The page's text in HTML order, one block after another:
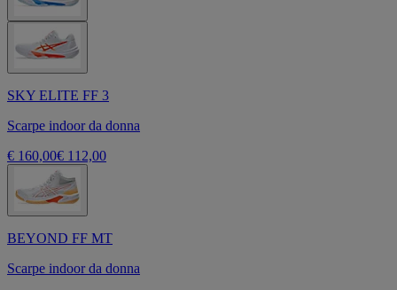
SKY ELITE FF 3
Scarpe indoor da donna
€ 160,00€ 112,00
BEYOND FF MT
Scarpe indoor da donna